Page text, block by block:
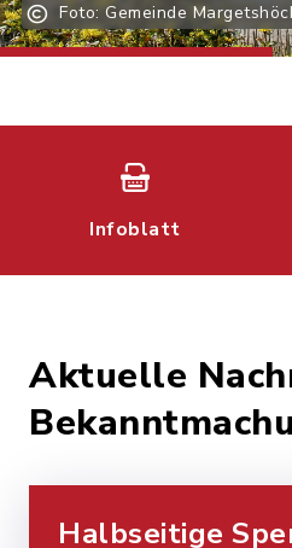
Foto: Gemeinde
Infoblatt
Aktuelle
Halbseitige